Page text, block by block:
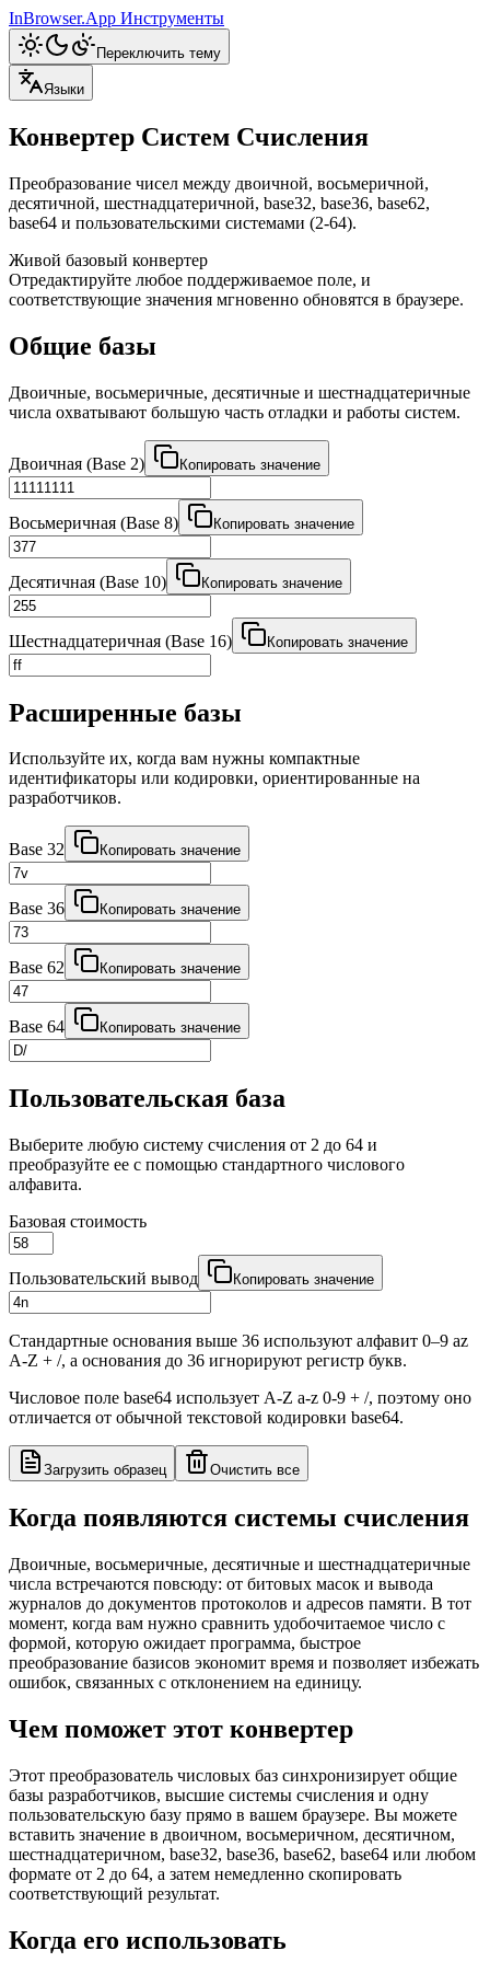
InBrowser.App Инструменты
Переключить тему
Языки
Конвертер Систем Счисления
Преобразование чисел между двоичной, восьмеричной,
десятичной, шестнадцатеричной, base32, base36, base62,
base64 и пользовательскими системами (2-64).
Живой базовый конвертер
Отредактируйте любое поддерживаемое поле, и
соответствующие значения мгновенно обновятся в браузере.
Общие базы
Двоичные, восьмеричные, десятичные и шестнадцатеричные
числа охватывают большую часть отладки и работы систем.
Двоичная (Base 2) Копировать значение
Восьмеричная (Base 8) Копировать значение
Десятичная (Base 10) Копировать значение
Шестнадцатеричная (Base 16) Копировать значение
Расширенные базы
Используйте их, когда вам нужны компактные
идентификаторы или кодировки, ориентированные на
разработчиков.
Base 32 Копировать значение
Base 36 Копировать значение
Base 62 Копировать значение
Base 64 Копировать значение
Пользовательская база
Выберите любую систему счисления от 2 до 64 и
преобразуйте ее с помощью стандартного числового
алфавита.
Базовая стоимость
Пользовательский вывод Копировать значение
Стандартные основания выше 36 используют алфавит 0–9 az
A-Z + /, а основания до 36 игнорируют регистр букв.
Числовое поле base64 использует A-Z a-z 0-9 + /, поэтому оно
отличается от обычной текстовой кодировки base64.
Загрузить образец Очистить все
Когда появляются системы счисления
Двоичные, восьмеричные, десятичные и шестнадцатеричные
числа встречаются повсюду: от битовых масок и вывода
журналов до документов протоколов и адресов памяти. В тот
момент, когда вам нужно сравнить удобочитаемое число с
формой, которую ожидает программа, быстрое
преобразование базисов экономит время и позволяет избежать
ошибок, связанных с отклонением на единицу.
Чем поможет этот конвертер
Этот преобразователь числовых баз синхронизирует общие
базы разработчиков, высшие системы счисления и одну
пользовательскую базу прямо в вашем браузере. Вы можете
вставить значение в двоичном, восьмеричном, десятичном,
шестнадцатеричном, base32, base36, base62, base64 или любом
формате от 2 до 64, а затем немедленно скопировать
соответствующий результат.
Когда его использовать